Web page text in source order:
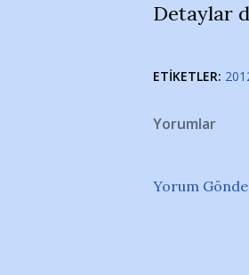
Detaylar
ETIKETLER:
Yorumlar
Yorum